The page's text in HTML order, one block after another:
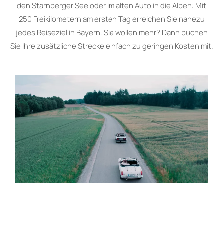
den Starnberger See oder im alten Auto in die Alpen: Mit
250 Freikilometern am ersten Tag erreichen Sie nahezu
jedes Reiseziel in Bayern. Sie wollen mehr? Dann buchen
Sie Ihre zusätzliche Strecke einfach zu geringen Kosten mit.